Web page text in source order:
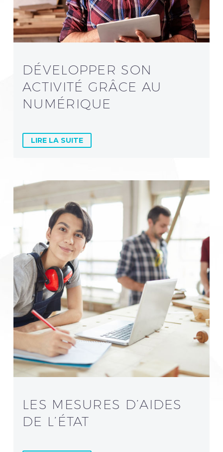
DÉVELOPPER SON
ACTIVITÉ GRÂCE AU
NUMÉRIQUE
LIRE LA SUITE
LES MESURES D’AIDES
DE L’ÉTAT